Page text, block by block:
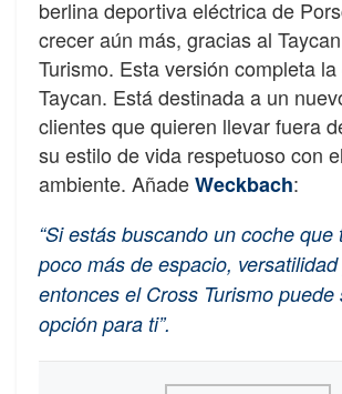
berlina deportiva eléctrica de
crecer aún más, gracias al
Turismo. Esta versión completa
Taycan. Está destinada a un
clientes que quieren llevar fuera
su estilo de vida respetuoso con
ambiente. AñadeWeckbach:
“Si estás buscando un coche que
poco más de espacio,
entonces el Cross Turismo
opción para ti”.